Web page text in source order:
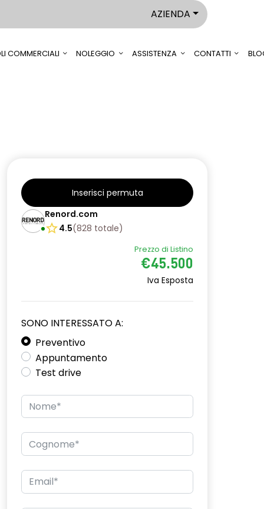
AZIENDA
COMMERCIALI NOLEGGIO ASSISTENZA CONTATTI
Inserisci permuta
Renord.com
4.5(828 totale)
Prezzo di Listino
€45.500
Iva Esposta
SONO INTERESSATO A:
Preventivo
Appuntamento
Test drive